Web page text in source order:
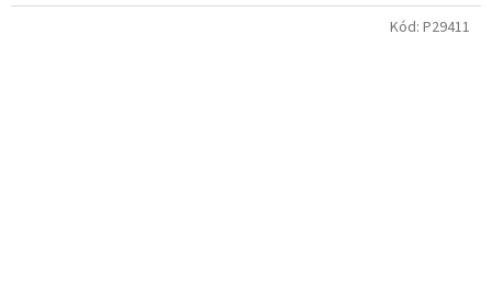
Kód: P29411